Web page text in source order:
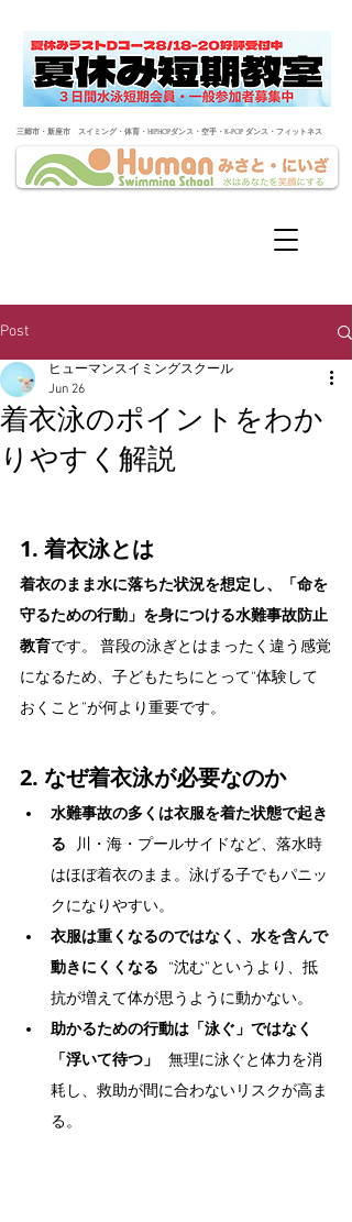
​三郷市・新座市 スイミング・体育・HIPHOPダンス・空手・K-POP ダンス・フィットネス
Post
着衣泳のポイントをわか
りやすく解説
ヒューマンスイミングスクール
Jun 26
1. 着衣泳とは
着衣のまま水に落ちた状況を想定し、「命を
守るための行動」を身につける水難事故防止
教育です。 普段の泳ぎとはまったく違う感覚
になるため、子どもたちにとって“体験して
おくこと”が何より重要です。
2. なぜ着衣泳が必要なのか
水難事故の多くは衣服を着た状態で起き
る 川・海・プールサイドなど、落水時
はほぼ着衣のまま。泳げる子でもパニッ
クになりやすい。
衣服は重くなるのではなく、水を含んで
動きにくくなる “沈む”というより、抵
抗が増えて体が思うように動かない。
助かるための行動は「泳ぐ」ではなく
「浮いて待つ」
無理に泳ぐと体力を消
耗し、救助が間に合わないリスクが高ま
る。